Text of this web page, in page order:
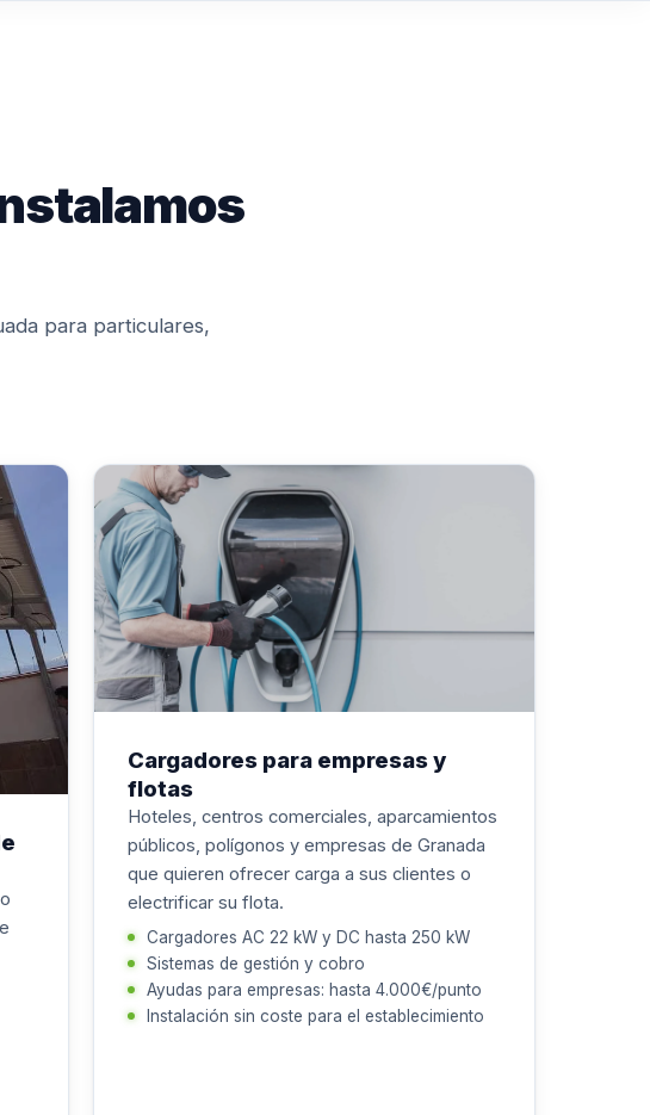
para particulares,
Cargadores para empresas y
flotas
Hoteles, centros comerciales, aparcamientos
públicos, polígonos y empresas de Granada
que quieren ofrecer carga a sus clientes o
electrificar su flota.
Cargadores AC 22 kW y DC hasta 250 kW
Sistemas de gestión y cobro
Ayudas para empresas: hasta 4.000€/punto
Instalación sin coste para el establecimiento